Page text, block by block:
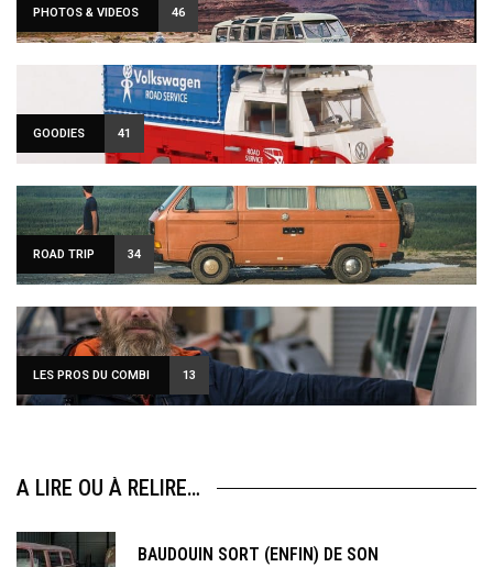
PHOTOS & VIDEOS 46
GOODIES 41
ROAD TRIP 34
LES PROS DU COMBI 13
A LIRE OU À RELIRE…
BAUDOUIN SORT (ENFIN) DE SON